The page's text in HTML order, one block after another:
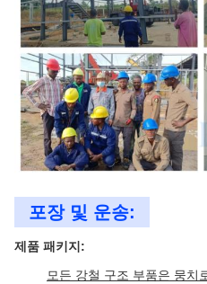
포장 및 운송:
제품 패키지:
모든 강철 구조 부품은 뭉치